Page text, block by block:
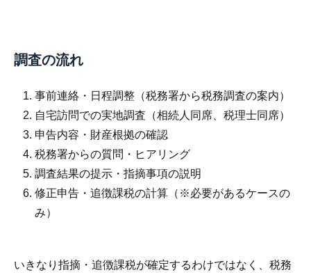
調査の流れ
事前連絡・日程調整（税務署から税務調査の案内）
自宅訪問での実地調査（相続人同席、税理士同席）
申告内容・財産根拠の確認
税務署からの質問・ヒアリング
調査結果の提示・指摘事項の説明
修正申告・追徴課税の計算（※必要があるケースの
み）
いきなり指摘・追徴課税が確定するわけではなく、税務